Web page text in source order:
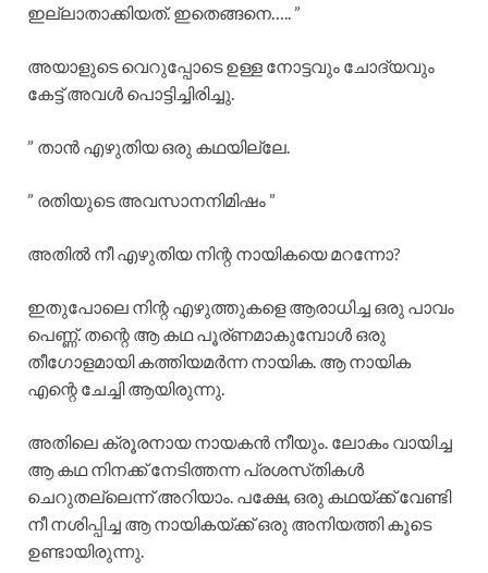
ഇല്ലാതാക്കിയത്. ഇതെങ്ങനെ….. ”
അയാളുടെ വെറുപ്പോടെ ഉള്ള നോട്ടവും ചോദ്യവും
കേട്ട് അവൾ പൊട്ടിച്ചിരിച്ചു.
” താൻ എഴുതിയ ഒരു കഥയില്ലേ.
” രതിയുടെ അവസാനനിമിഷം ”
അതിൽ നീ എഴുതിയ നിന്റ നായികയെ മറന്നോ?
ഇതുപോലെ നിന്റ എഴുത്തുകളെ ആരാധിച്ച ഒരു പാവം
പെണ്ണ്. തന്റെ ആ കഥ പൂര്ണമാകുമ്പോൾ ഒരു
തീഗോളമായി കത്തിയമർന്ന നായിക. ആ നായിക
എന്റെ ചേച്ചി ആയിരുന്നു.
അതിലെ ക്രൂരനായ നായകൻ നീയും. ലോകം വായിച്ച
ആ കഥ നിനക്ക് നേടിത്തന്ന പ്രശസ്‌തികൾ
ചെറുതല്ലെന്ന് അറിയാം. പക്ഷേ, ഒരു കഥയ്ക്ക് വേണ്ടി
നീ നശിപ്പിച്ച ആ നായികയ്ക്ക് ഒരു അനിയത്തി കൂടെ
ഉണ്ടായിരുന്നു.